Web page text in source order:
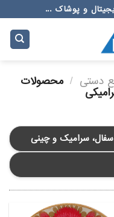
و پوشاک ...
دستی / محصولات
سفال، سرامیک و چینی